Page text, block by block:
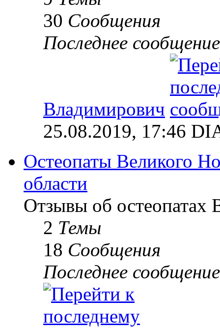
30 Сообщения
Последнее сообщение
Владимирович
25.08.2019, 17:46
Остеопаты Великого
области
Отзывы об остеопатах
2 Темы
18 Сообщения
Последнее сообщение